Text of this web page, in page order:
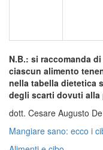
N.B.: si raccomanda
ciascun alimento
nella tabella dietetica
degli scarti dovuti alla
dott. Cesare Augusto
Mangiare sano: ecco i